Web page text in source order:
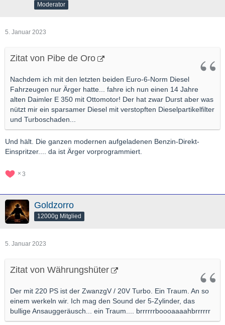
Moderator
5. Januar 2023
Zitat von Pibe de Oro
Nachdem ich mit den letzten beiden Euro-6-Norm Diesel
Fahrzeugen nur Ärger hatte... fahre ich nun einen 14 Jahre
alten Daimler E 350 mit Ottomotor! Der hat zwar Durst aber was
nützt mir ein sparsamer Diesel mit verstopften Dieselpartikelfilter
und Turboschaden...
Und hält. Die ganzen modernen aufgeladenen Benzin-Direkt-
Einspritzer.... da ist Ärger vorprogrammiert.
3
Goldzorro
12000g Mitglied
5. Januar 2023
Zitat von Währungshüter
Der mit 220 PS ist der ZwanzgV / 20V Turbo. Ein Traum. An so
einem werkeln wir. Ich mag den Sound der 5-Zylinder, das
bullige Ansauggeräusch... ein Traum.... brrrrrrboooaaaahbrrrrrr